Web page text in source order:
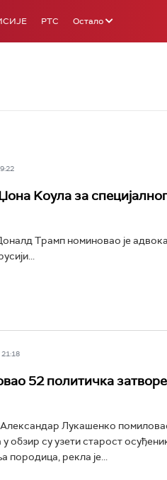
РТС Остало
Kоула за
Трамп номиновао је
52 политичка
Лукашенко
у обзир су узети старост
породица, рекла је...